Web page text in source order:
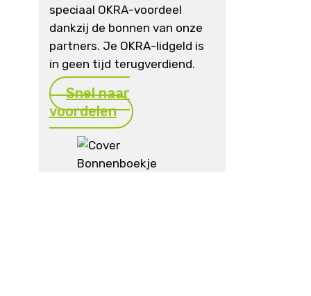
speciaal OKRA-voordeel
dankzij de bonnen van onze
partners. Je OKRA-lidgeld is
in geen tijd terugverdiend.
Snel naar
voordelen